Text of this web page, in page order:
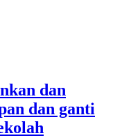
dan
dan ganti